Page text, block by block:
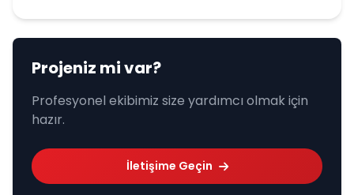
Projeniz mi var?
Profesyonel ekibimiz size yardımcı olmak için
hazır.
İletişime Geçin